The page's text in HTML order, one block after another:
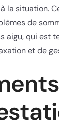
la situation.
de
aigu, qui est
et de